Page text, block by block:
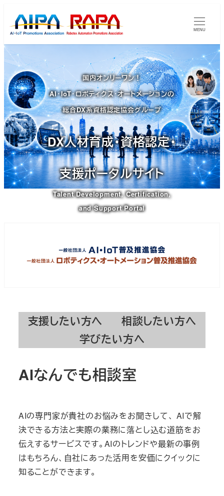
イ
ン
コ
ン
テ
ン
ツ
へ
移
動
MENU
国内オンリーワン！
AI・IoT・ロボティクス・オートメーションの
総合DX系資格認定協会グループ
DX人材育成・資格認定・
支援ポータルサイト
Talent Development, Certification,
and Support Portal
支援したい方へ
相談したい方へ
学びたい方へ
AIなんでも相談室
AIの専門家が貴社のお悩みをお聞きして、 AIで解
決できる方法と実際の業務に落とし込む道筋をお
伝えするサービスです。AIのトレンドや最新の事例
はもちろん、自社にあった活用を安価にクイックに
知ることができます。